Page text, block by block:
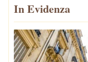
In Evidenza